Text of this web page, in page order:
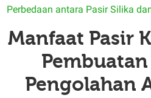
Perbedaan antara Pasir Silika
Manfaat Pasir
Pengolahan